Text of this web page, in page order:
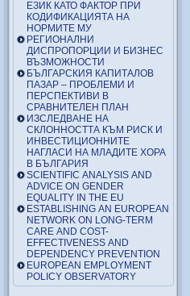
ЕЗИК КАТО ФАКТОР ПРИ
КОДИФИКАЦИЯТА НА
НОРМИТЕ МУ
РЕГИОНАЛНИ
ДИСПРОПОРЦИИ И БИЗНЕС
ВЪЗМОЖНОСТИ
БЪЛГАРСКИЯ КАПИТАЛОВ
ПАЗАР – ПРОБЛЕМИ И
ПЕРСПЕКТИВИ В
СРАВНИТЕЛЕН ПЛАН
ИЗСЛЕДВАНЕ НА
СКЛОННОСТТА КЪМ РИСК И
ИНВЕСТИЦИОННИТЕ
НАГЛАСИ НА МЛАДИТЕ ХОРА
В БЪЛГАРИЯ
SCIENTIFIC ANALYSIS AND
ADVICE ON GENDER
EQUALITY IN THE EU
ESTABLISHING AN EUROPEAN
NETWORK ON LONG-TERM
CARE AND COST-
EFFECTIVENESS AND
DEPENDENCY PREVENTION
EUROPEAN EMPLOYMENT
POLICY OBSERVATORY